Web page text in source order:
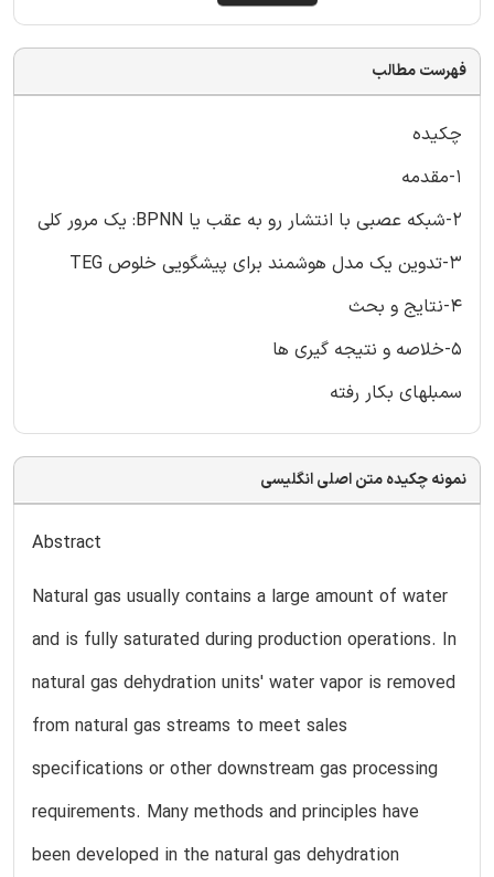
فهرست مطالب
چکیده
1-مقدمه
2-شبکه عصبی با انتشار رو به عقب یا BPNN: یک مرور کلی
3-تدوین یک مدل هوشمند برای پیشگویی خلوص TEG
4-نتایج و بحث
5-خلاصه و نتیجه گیری ها
سمبلهای بکار رفته
نمونه چکیده متن اصلی انگلیسی
Abstract
Natural gas usually contains a large amount of water
and is fully saturated during production operations. In
natural gas dehydration units' water vapor is removed
from natural gas streams to meet sales
specifications or other downstream gas processing
requirements. Many methods and principles have
been developed in the natural gas dehydration